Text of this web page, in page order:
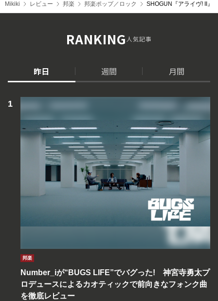
Mikiki レビュー 邦楽 邦楽ポップ／ロック SHŌGUN『アライヴ! II』
RANKING人気記事
昨日 週間 月間
邦楽
Number_iが“BUGS LIFE”でバグった! 神宮寺勇太プ
ロデュースによるカオティックで前向きなフォンク曲
を徹底レビュー